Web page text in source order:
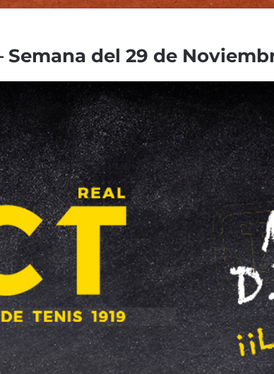
Semana del 29 de